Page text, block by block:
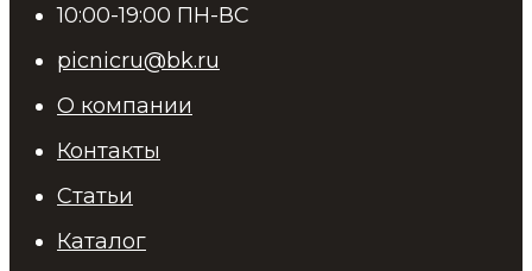
10:00-19:00 ПН-ВС
picnicru@bk.ru
О компании
Контакты
Статьи
Каталог